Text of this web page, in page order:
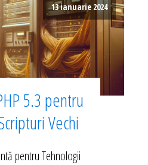
13 ianuarie 2024
5.3 pentru
Vechi
pentru Tehnologii